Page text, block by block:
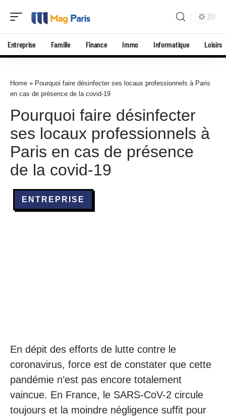
Entreprise Famille Finance Immo Informatique Loisirs
Home » Pourquoi faire désinfecter ses locaux professionnels à Paris
en cas de présence de la covid-19
Pourquoi faire désinfecter
ses locaux professionnels à
Paris en cas de présence
de la covid-19
ENTREPRISE
En dépit des efforts de lutte contre le
coronavirus, force est de constater que cette
pandémie n’est pas encore totalement
vaincue. En France, le SARS-CoV-2 circule
toujours et la moindre négligence suffit pour